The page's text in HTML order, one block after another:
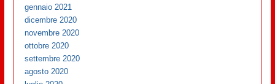
gennaio 2021
dicembre 2020
novembre 2020
ottobre 2020
settembre 2020
agosto 2020